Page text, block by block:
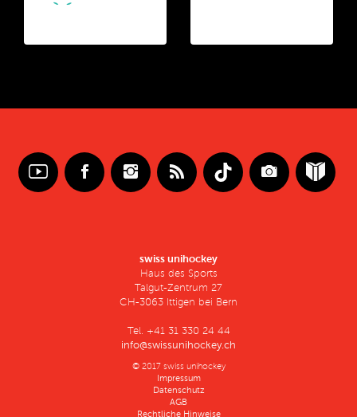
swiss unihockey
Haus des Sports
Talgut-Zentrum 27
CH-3063 Ittigen bei Bern
Tel. +41 31 330 24 44
info@swissunihockey.ch
© 2017 swiss unihockey
Impressum
Datenschutz
AGB
Rechtliche Hinweise